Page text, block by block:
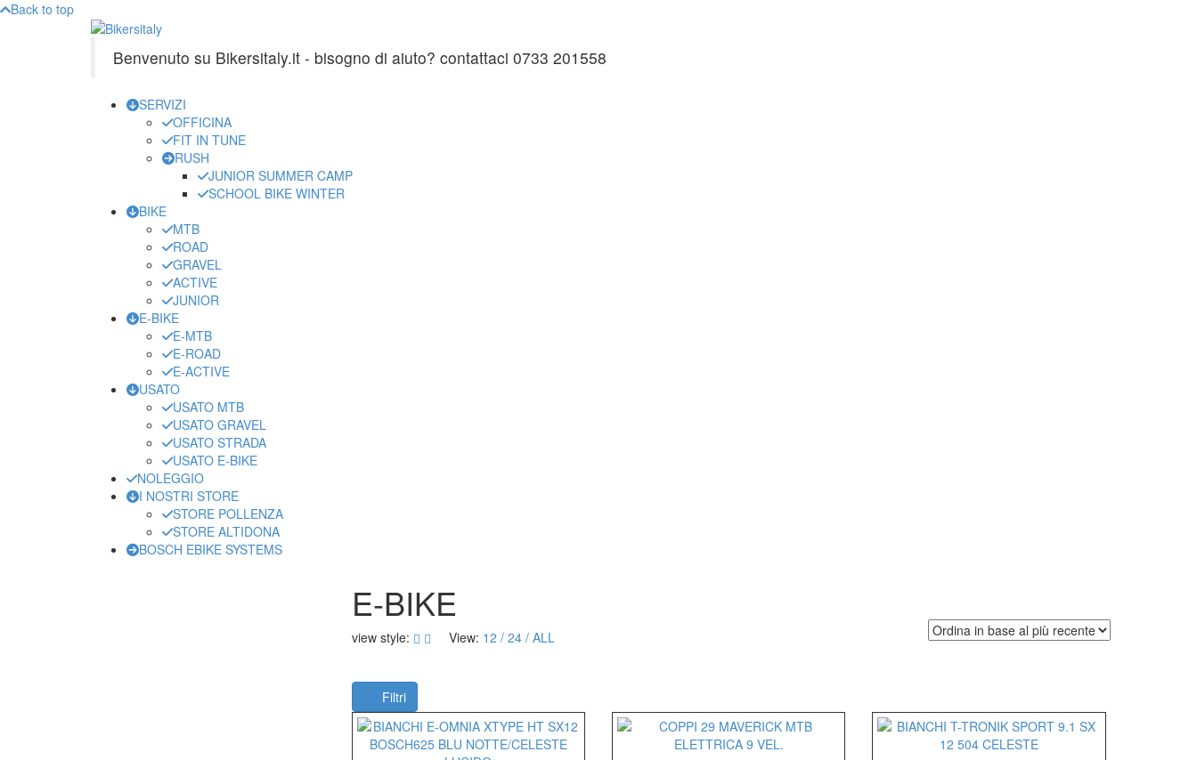
Back to top
Benvenuto su Bikersitaly.it - bisogno di aiuto? contattaci 0733 201558
SERVIZI
OFFICINA
FIT IN TUNE
RUSH
JUNIOR SUMMER CAMP
SCHOOL BIKE WINTER
BIKE
MTB
ROAD
GRAVEL
ACTIVE
JUNIOR
E-BIKE
E-MTB
E-ROAD
E-ACTIVE
USATO
USATO MTB
USATO GRAVEL
USATO STRADA
USATO E-BIKE
NOLEGGIO
I NOSTRI STORE
STORE POLLENZA
STORE ALTIDONA
BOSCH EBIKE SYSTEMS
E-BIKE
view style: View: 12 24 ALL
Filtri